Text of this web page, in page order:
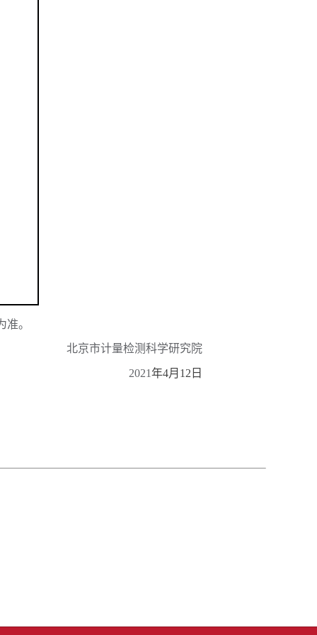
。
北京市计量检测科学研究院
2021年4月 12 日